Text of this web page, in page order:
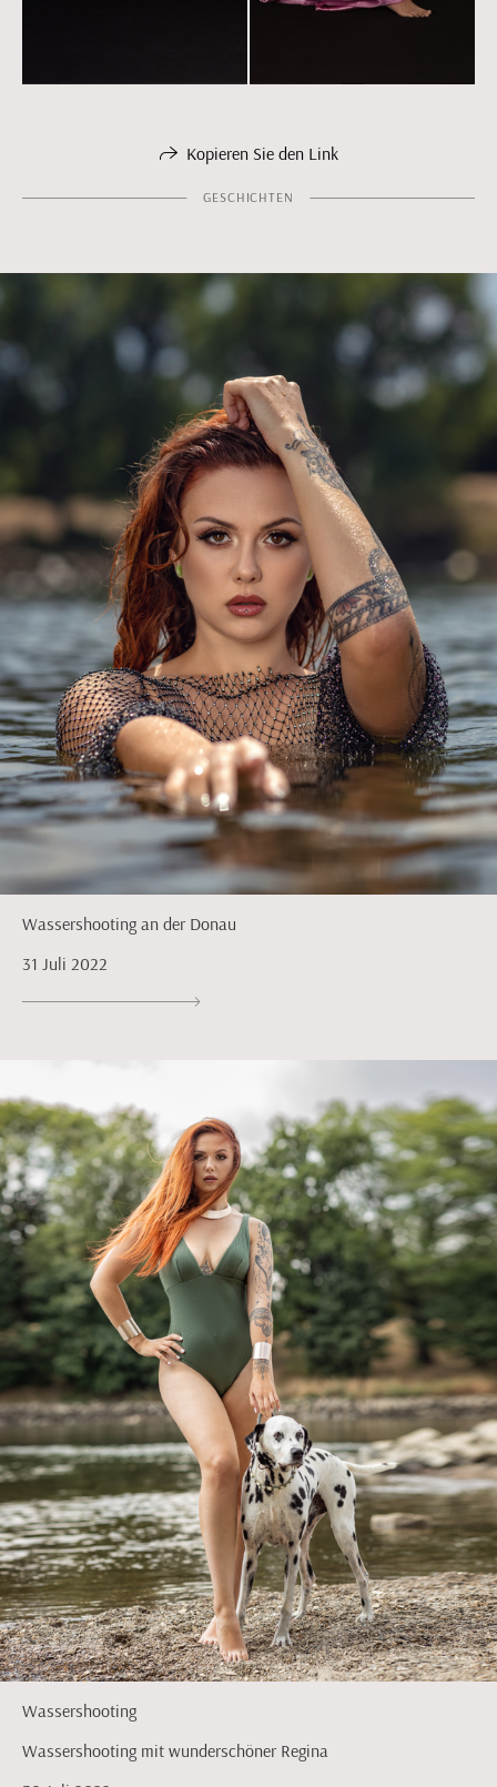
Kopieren Sie den Link
GESCHICHTEN
Wassershooting an der Donau
31 Juli 2022
Wassershooting
Wassershooting mit wunderschöner Regina